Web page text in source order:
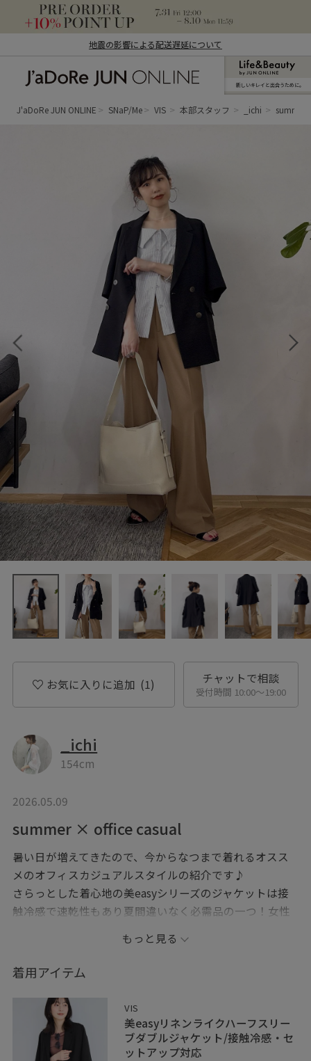
地震の影響による配送遅延について
ン オンライン）
新しいキレイと出合うために。
J'aDoRe JUN ONLINE SNaP/Me VIS 本部スタッフ _ichi summer
お気に入りに追加 (1) チャットで相談
受付時間 10:00〜19:00
_ichi
154cm
2026.05.09
summer × office casual
暑い日が増えてきたので、今からなつまで着れるオスス
メのオフィスカジュアルスタイルの紹介です♪
さらっとした着心地の美easyシリーズのジャケットは接
触冷感で速乾性もあり夏間違いなく必需品の一つ！女性
パンツでキレイめにまとめました。
そしてご紹介したいのが、こちらのトートバッグはなん
と保冷機能付き！シンプルなデザインなのでオンオフ兼
用で使えるのも嬉しいポイントです◎夏に向けてお洋服
を揃えたい方へオススメの大人カジュアルコーデ。
もっと見る
着用アイテム
VIS
美easyリネンライクハーフスリー
ブダブルジャケット/接触冷感・セ
ットアップ対応